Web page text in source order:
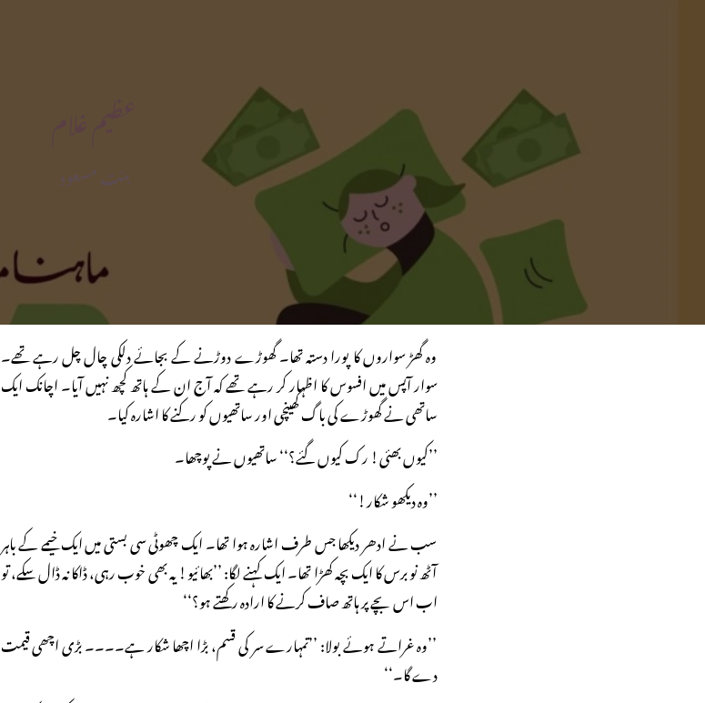
بنت مسعود
وہ گھڑ سواروں کا پورا دستہ تھا۔ گھوڑے دوڑنے کے بجائے دلکی چال چل رہے تھے۔
سوار آپس میں افسوس کا اظہار کر رہے تھے کہ آج ان کے ہاتھ کچھ نہیں آیا۔ اچانک ایک
ساتھی نے گھوڑے کی باگ کھینچی اور ساتھیوں کو رکنے کا اشارہ کیا۔
’’کیوں بھئی! رک کیوں گئے؟‘‘ ساتھیوں نے پوچھا۔
’’وہ دیکھو شکار!‘‘
سب نے ادھر دیکھا جس طرف اشارہ ہوا تھا۔ ایک چھوٹی سی بستی میں ایک خیمے کے باہر
آٹھ نو برس کا ایک بچہ کھڑا تھا۔ ایک کہنے لگا: ’’بھائیو! یہ بھی خوب رہی، ڈاکا نہ ڈال سکے، تو
اب اس بچے پر ہاتھ صاف کرنے کا ارادہ رکھتے ہو؟‘‘
’’وہ غراتے ہوئے بولا: ’’تمہارے سر کی قسم، بڑا اچھا شکار ہے۔۔۔۔ بڑی اچھی قیمت
دے گا۔‘‘